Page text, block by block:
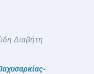
Διαβήτη